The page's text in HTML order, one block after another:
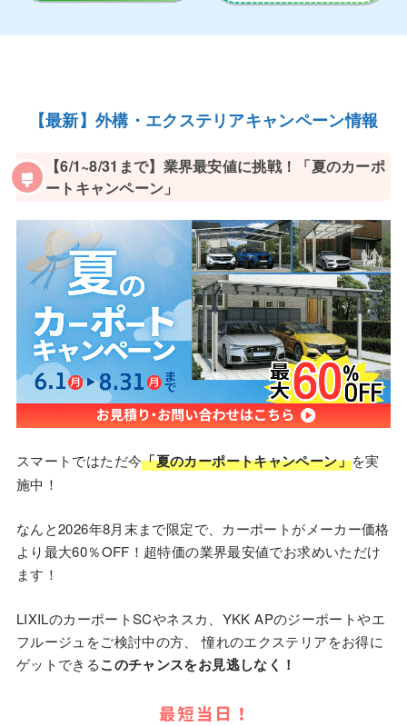
【最新】外構・エクステリアキャンペーン情報
【6/1~8/31まで】業界最安値に挑戦！「夏のカーポ
ートキャンペーン」
スマートではただ今「夏のカーポートキャンペーン」を実
施中！
なんと2026年8月末まで限定で、カーポートがメーカー価格
より最大60％OFF！超特価の業界最安値でお求めいただけ
ます！
LIXILのカーポートSCやネスカ、YKK APのジーポートやエ
フルージュをご検討中の方、 憧れのエクステリアをお得に
ゲットできるこのチャンスをお見逃しなく！